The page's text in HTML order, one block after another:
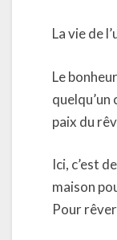
La vie de
Le
quelqu’un
paix du
Ici, c’est
maison
Pour rêver